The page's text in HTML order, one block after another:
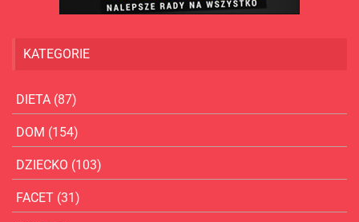
KATEGORIE
DIETA (87)
DOM (154)
DZIECKO (103)
FACET (31)